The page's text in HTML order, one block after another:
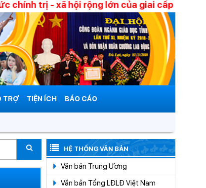
trị - xã hội rộng lớn của giai cấp công
TRỢ TIỆN ÍCH BÁO CÁO
HỆ THỐNG VĂN BẢN
Văn bản Trung Ương
Văn bản Tổng LĐLĐ Việt Nam